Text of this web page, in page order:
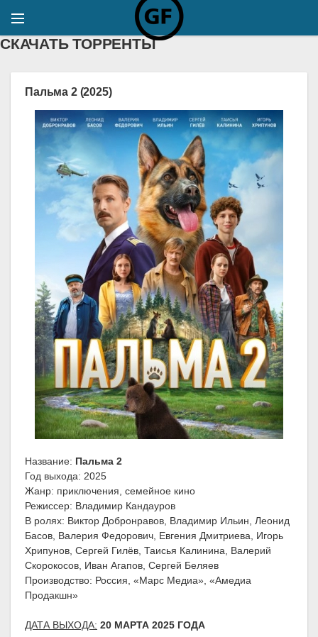
СКАЧАТЬ ТОРРЕНТЫ
Пальма 2 (2025)
Название: Пальма 2
Год выхода: 2025
Жанр: приключения, семейное кино
Режиссер: Владимир Кандауров
В ролях: Виктор Добронравов, Владимир Ильин, Леонид
Басов, Валерия Федорович, Евгения Дмитриева, Игорь
Хрипунов, Сергей Гилёв, Таисья Калинина, Валерий
Скорокосов, Иван Агапов, Сергей Беляев
Производство: Россия, «Марс Медиа», «Амедиа
Продакшн»
ДАТА ВЫХОДА: 20 МАРТА 2025 ГОДА